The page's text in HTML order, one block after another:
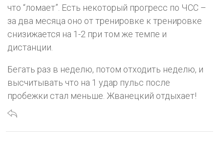
что “ломает”. Есть некоторый прогресс по ЧСС –
за два месяца оно от тренировке к тренировке
снизижается на 1-2 при том же темпе и
дистанции.
Бегать раз в неделю, потом отходить неделю, и
высчитывать что на 1 удар пульс после
пробежки стал меньше. Жванецкий отдыхает!